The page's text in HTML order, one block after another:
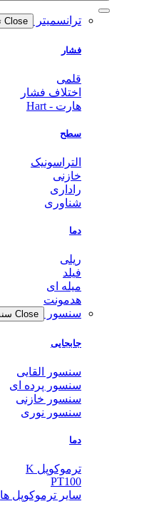
ترانسمیتر Close ترانسمیتر
فشار
قلمی
اختلاف فشار
هارت - Hart
سطح
التراسونیک
خازنی
راداری
شناوری
دما
ریلی
فیلد
میله ای
هدمونت
سنسور
Close سنسور
جابجایی
سنسور القایی
سنسور پرده ای
سنسور خازنی
سنسور نوری
دما
ترموکوپل K
PT100
سایر ترموکوپل ها